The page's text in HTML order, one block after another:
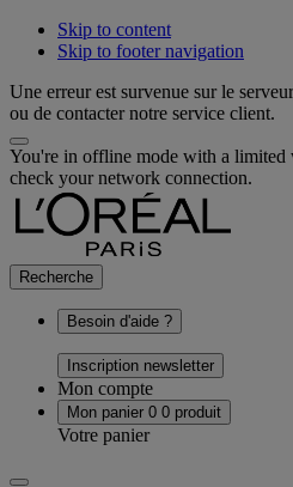
Skip to content
Skip to footer navigation
Une erreur est survenue sur le
ou de contacter notre service client.
You're in offline mode with a limited
check your network connection.
Recherche
Besoin d'aide ?
Inscription newsletter
Mon compte
Mon panier 0 0 produit
Votre panier